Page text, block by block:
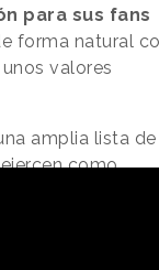
para sus fans
forma natural
valores
amplia lista de
como
y su